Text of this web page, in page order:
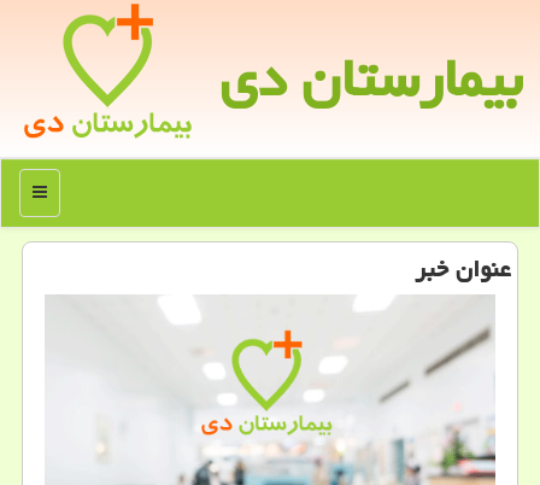
بیمارستان دی
منو
عنوان خبر